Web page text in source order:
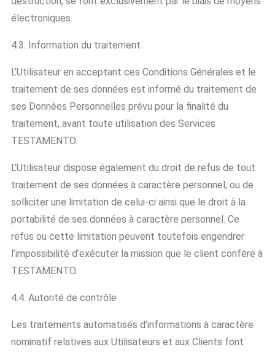
électroniques.
4.3. Information du traitement
L’Utilisateur en acceptant ces Conditions Générales et le
traitement de ses données est informé du traitement de
ses Données Personnelles prévu pour la finalité du
traitement, avant toute utilisation des Services
TESTAMENTO.
L’Utilisateur dispose également du droit de refus de tout
traitement de ses données à caractère personnel, ou de
solliciter une limitation de celui-ci ainsi que le droit à la
portabilité de ses données à caractère personnel. Ce
refus ou cette limitation peuvent toutefois engendrer
l’impossibilité d’exécuter la mission que le client confère à
TESTAMENTO.
4.4. Autorité de contrôle
Les traitements automatisés d’informations à caractère
nominatif relatives aux Utilisateurs et aux Clients font